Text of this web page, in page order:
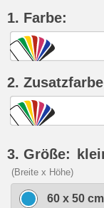
1. Farbe:
2.
3. Größe:
(Breite x Höhe)
60 x 50 cm